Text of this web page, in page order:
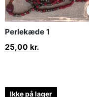
Perlekæde 1
25,00 kr.
Ikke på lager